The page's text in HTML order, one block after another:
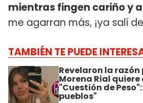
mientras fingen cariño y
me agarran más, ¡ya salí
TAMBIÉN TE PUEDE
Revelaron la razón
Morena Rial
"Cuestión de
pueblos"